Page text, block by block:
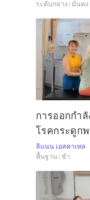
ระดับกลาง | มั่นคง
การออกกำ
โรคกระดูก
ลิแนน เอสคาเทล
พื้นฐาน | ช้า